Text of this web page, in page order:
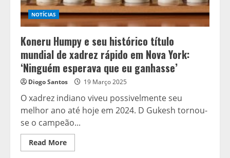
NOTÍCIAS
Koneru Humpy e seu histórico título
mundial de xadrez rápido em Nova York:
‘Ninguém esperava que eu ganhasse’
Diogo Santos 19 Março 2025
O xadrez indiano viveu possivelmente seu
melhor ano até hoje em 2024. D Gukesh tornou-
se o campeão...
Read MoreRead
more